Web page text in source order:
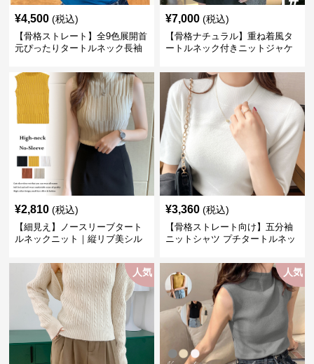
¥4,500 (税込)
【骨格ストレート】全9色展開首
元ぴったりタートルネック長袖
¥7,000 (税込)
【骨格ナチュラル】重ね着風タ
ートルネック付きニットジャケ
¥2,810 (税込)
【細見え】ノースリーブタート
ルネックニット｜縦リブ美シル
¥3,360 (税込)
【骨格ストレート向け】五分袖
ニットシャツ プチタートルネッ
人気 人気